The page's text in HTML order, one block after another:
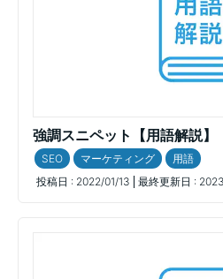
強調スニペット【用語解説】
SEO マーケティング
用語
投稿日 : 2022/01/13 最終更新日 :